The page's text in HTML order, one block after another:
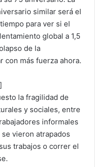
similar será el
para ver si el
global a 1,5
de la
con más fuerza ahora.
la fragilidad de
y sociales, entre
informales
vieron atrapados
trabajos o correr el